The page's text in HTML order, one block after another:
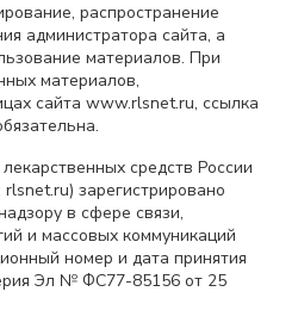
распространение
администратора сайта, а
материалов. При
материалов,
сайта www.rlsnet.ru, ссылка
средств России
зарегистрировано
в сфере связи,
и массовых коммуникаций
номер и дата принятия
Эл № ФС77-85156 от 25